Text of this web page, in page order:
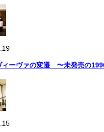
ィーヴァの変遷 〜未発売の